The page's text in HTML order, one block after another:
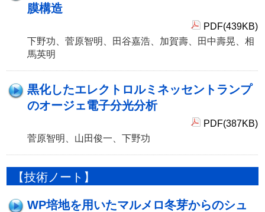
膜構造
PDF(439KB)
下野功、菅原智明、田谷嘉浩、加賀壽、田中壽晃、相
馬英明
黒化したエレクトロルミネッセントランプ
のオージェ電子分光分析
PDF(387KB)
菅原智明、山田俊一、下野功
【技術ノート】
WP培地を用いたマルメロ冬芽からのシュ